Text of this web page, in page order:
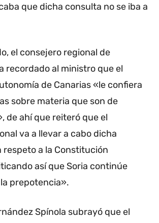
que dicha consulta no se iba a
el consejero regional de
recordado al ministro que el
de Canarias «le confiera
sobre materia que son de
de ahí que reiteró que el
va a llevar a cabo dicha
respeto a la Constitución
así que Soria continúe
prepotencia».
Spínola subrayó que el